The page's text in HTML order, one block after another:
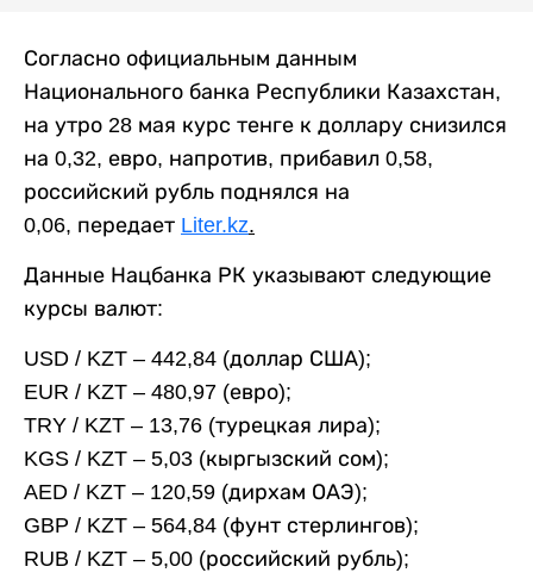
Согласно официальным данным
Национального банка Республики Казахстан,
на утро 28 мая курс тенге к доллару снизился
на 0,32, евро, напротив, прибавил 0,58,
российский рубль поднялся на
0,06, передает Liter.kz.
Данные Нацбанка РК указывают следующие
курсы валют:
USD / KZT – 442,84 (доллар США);
EUR / KZT – 480,97 (евро);
TRY / KZT – 13,76 (турецкая лира);
KGS / KZT – 5,03 (кыргызский сом);
AED / KZT – 120,59 (дирхам ОАЭ);
GBP / KZT – 564,84 (фунт стерлингов);
RUB / KZT – 5,00 (российский рубль);